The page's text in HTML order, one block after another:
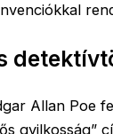
Allan Poe
gyilkosság”